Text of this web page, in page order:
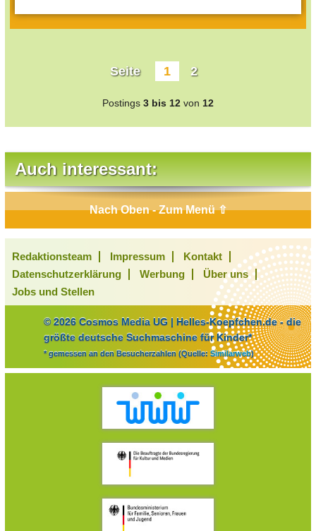
Seite 1 2
Postings 3 bis 12 von 12
Auch interessant:
Nach Oben - Zum Menü ⇧
Redaktionsteam Impressum
Kontakt
Datenschutzerklärung
Werbung
Über uns
Jobs und Stellen
© 2026 Cosmos Media UG | Helles-Koepfchen.de - die
größte deutsche Suchmaschine für Kinder*
* gemessen an den Besucherzahlen (Quelle: Similarweb)